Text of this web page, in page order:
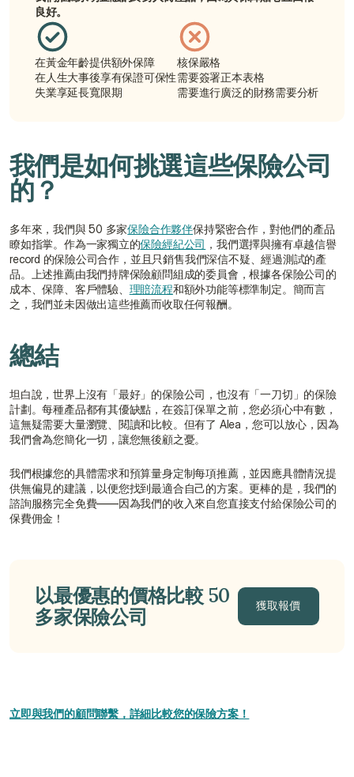
良好。
在黃金年齡提供額外保障
在人生大事後享有保證可保性
失業享延長寬限期
核保嚴格
需要簽署正本表格
需要進行廣泛的財務需要分析
我們是如何挑選這些保險公司
的？
多年來，我們與 50 多家保險合作夥伴保持緊密合作，對他們的產品
瞭如指掌。作為一家獨立的保險經紀公司 ，我們選擇與擁有卓越信譽
record 的保險公司合作，並且只銷售我們深信不疑、經過測試的產
品。上述推薦由我們持牌保險顧問組成的委員會，根據各保險公司的
成本、保障、客戶體驗、 理賠流程和額外功能等標準制定。簡而言
之，我們並未因做出這些推薦而收取任何報酬。
總結
坦白說，世界上沒有「最好」的保險公司，也沒有「一刀切」的保險
計劃。每種產品都有其優缺點，在簽訂保單之前，您必須心中有數，
這無疑需要大量瀏覽、閱讀和比較。但有了 Alea，您可以放心，因為
我們會為您簡化一切，讓您無後顧之憂。
我們根據您的具體需求和預算量身定制每項推薦，並因應具體情況提
供無偏見的建議，以便您找到最適合自己的方案。更棒的是，我們的
諮詢服務完全免費——因為我們的收入來自您直接支付給保險公司的
保費佣金！
以最優惠的價格比較 50
多家保險公司
獲取報價
立即與我們的顧問聯繫，詳細比較您的保險方案！